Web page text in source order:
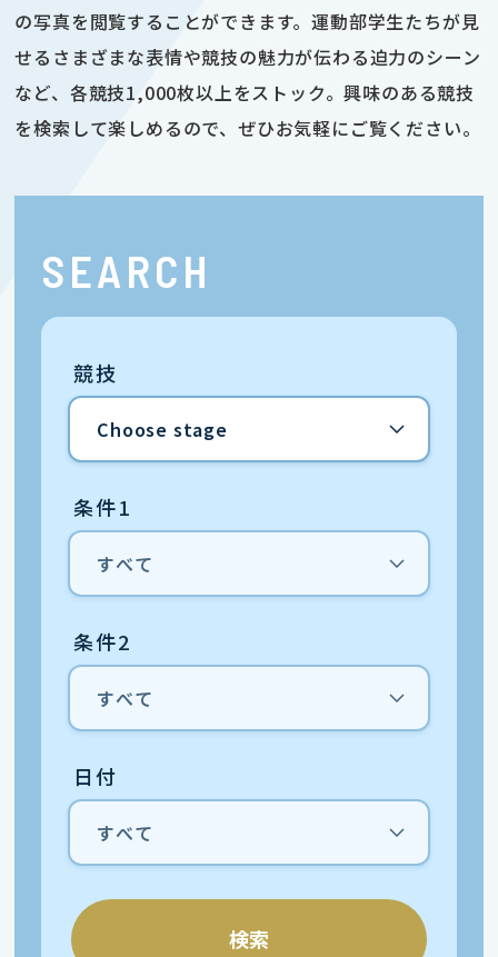
の写真を閲覧することができます。運動部学生たちが見
せるさまざまな表情や競技の魅力が伝わる迫力のシーン
など、各競技1,000枚以上をストック。興味のある競技
を検索して楽しめるので、ぜひお気軽にご覧ください。
SEARCH
競技
条件1
条件2
日付
検索